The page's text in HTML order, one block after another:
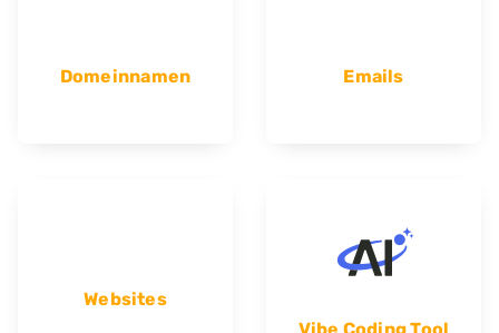
Domeinnamen Emails
Websites